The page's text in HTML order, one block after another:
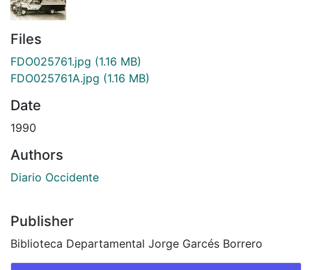
Files
FDO025761.jpg (1.16 MB)
FDO025761A.jpg (1.16 MB)
Date
1990
Authors
Diario Occidente
Publisher
Biblioteca Departamental Jorge Garcés Borrero